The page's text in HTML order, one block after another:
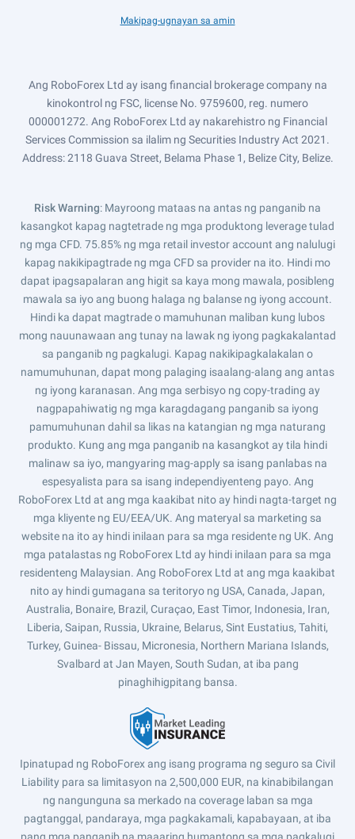
Makipag-ugnayan sa amin
Ang RoboForex Ltd ay isang financial brokerage company na
kinokontrol ng FSC, license No. 9759600, reg. numero
000001272. Ang RoboForex Ltd ay nakarehistro ng Financial
Services Commission sa ilalim ng Securities Industry Act 2021.
Address: 2118 Guava Street, Belama Phase 1, Belize City, Belize.
Risk Warning: Mayroong mataas na antas ng panganib na
kasangkot kapag nagtetrade ng mga produktong leverage tulad
ng mga CFD. 75.85% ng mga retail investor account ang nalulugi
kapag nakikipagtrade ng mga CFD sa provider na ito. Hindi mo
dapat ipagsapalaran ang higit sa kaya mong mawala, posibleng
mawala sa iyo ang buong halaga ng balanse ng iyong account.
Hindi ka dapat magtrade o mamuhunan maliban kung lubos
mong nauunawaan ang tunay na lawak ng iyong pagkakalantad
sa panganib ng pagkalugi. Kapag nakikipagkalakalan o
namumuhunan, dapat mong palaging isaalang-alang ang antas
ng iyong karanasan. Ang mga serbisyo ng copy-trading ay
nagpapahiwatig ng mga karagdagang panganib sa iyong
pamumuhunan dahil sa likas na katangian ng mga naturang
produkto. Kung ang mga panganib na kasangkot ay tila hindi
malinaw sa iyo, mangyaring mag-apply sa isang panlabas na
espesyalista para sa isang independiyenteng payo. Ang
RoboForex Ltd at ang mga kaakibat nito ay hindi nagta-target ng
mga kliyente ng EU/EEA/UK. Ang materyal sa marketing sa
website na ito ay hindi inilaan para sa mga residente ng UK. Ang
mga patalastas ng RoboForex Ltd ay hindi inilaan para sa mga
residenteng Malaysian. Ang RoboForex Ltd at ang mga kaakibat
nito ay hindi gumagana sa teritoryo ng USA, Canada, Japan,
Australia, Bonaire, Brazil, Curaçao, East Timor, Indonesia, Iran,
Liberia, Saipan, Russia, Ukraine, Belarus, Sint Eustatius, Tahiti,
Turkey, Guinea- Bissau, Micronesia, Northern Mariana Islands,
Svalbard at Jan Mayen, South Sudan, at iba pang
pinaghihigpitang bansa.
Ipinatupad ng RoboForex ang isang programa ng seguro sa Civil
Liability para sa limitasyon na 2,500,000 EUR, na kinabibilangan
ng nangunguna sa merkado na coverage laban sa mga
pagtanggal, pandaraya, mga pagkakamali, kapabayaan, at iba